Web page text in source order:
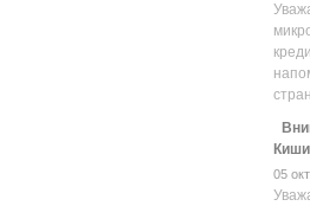
05